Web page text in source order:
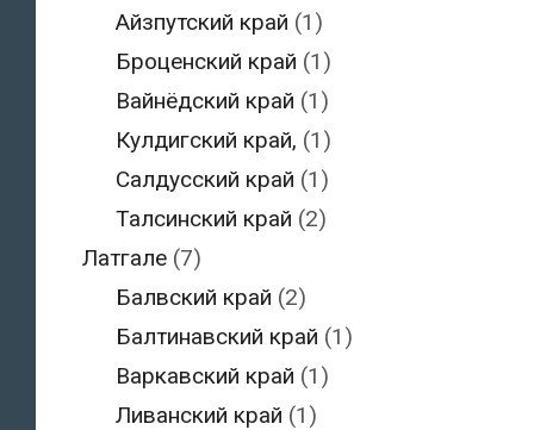
Айзпутский край (1)
Броценский край (1)
Вайнёдский край (1)
Кулдигский край, (1)
Салдусский край (1)
Талсинский край (2)
Латгале(7)
Балвский край (2)
Балтинавский край (1)
Варкавский край (1)
Ливанский край (1)